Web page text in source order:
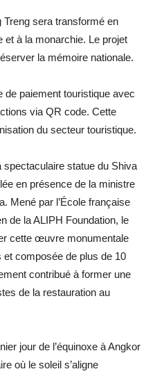
Treng sera transformé en
et à la monarchie. Le projet
la mémoire nationale.
de paiement touristique avec
via QR code. Cette
du secteur touristique.
statue du Shiva
en présence de la ministre
Mené par l’École française
de la ALIPH Foundation, le
cette œuvre monumentale
composée de plus de 10
contribué à former une
de la restauration au
jour de l’équinoxe à Angkor
où le soleil s’aligne